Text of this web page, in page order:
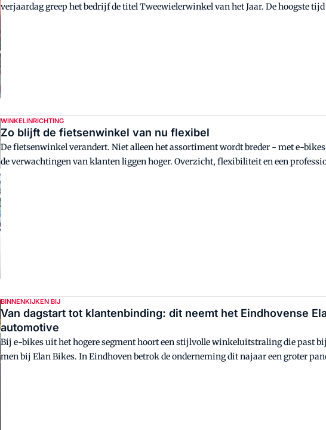
verjaardag greep het bedrijf de titel Tweewielerwinkel van het Jaar. De hoogste
WINKELINRICHTING
Zo blijft de fietsenwinkel van nu flexibel
De fietsenwinkel verandert. Niet alleen het assortiment wordt breder - met e-
de verwachtingen van klanten liggen hoger. Overzicht, flexibiliteit en een
BINNENKIJKEN BIJ
Van dagstart tot klantenbinding: dit neemt het Eindhovense
automotive
Bij e-bikes uit het hogere segment hoort een stijlvolle winkeluitstraling die past
men bij Elan Bikes. In Eindhoven betrok de onderneming dit najaar een groter